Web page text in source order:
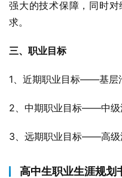
强大的技术保障，同时
求。
三、职业目标
1、近期职业目标——基层
2、中期职业目标——中级
3、远期职业目标——高级
高中生职业生涯规划